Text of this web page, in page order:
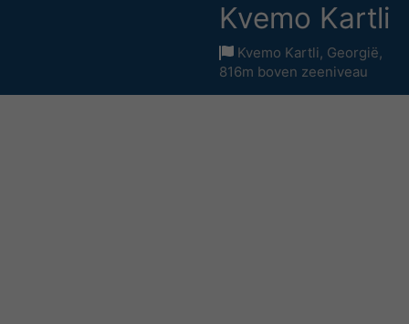
Kvemo Kartli
Kvemo Kartli, Georgië,
816m boven zeeniveau